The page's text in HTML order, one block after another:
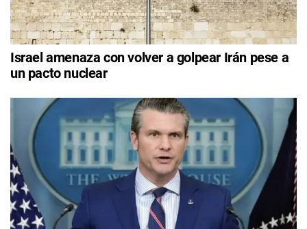
Israel amenaza con volver a golpear Irán pese a
un pacto nuclear